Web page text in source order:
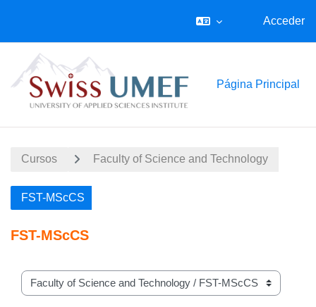
Acceder
Página Principal
Cursos Faculty of Science and Technology
FST-MScCS
FST-MScCS
Categorías